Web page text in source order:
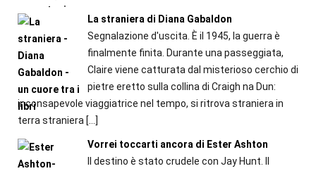
La straniera di Diana Gabaldon
Segnalazione d'uscita. È il 1945, la guerra è
finalmente finita. Durante una passeggiata,
Claire viene catturata dal misterioso cerchio di
pietre eretto sulla collina di Craigh na Dun:
inconsapevole viaggiatrice nel tempo, si ritrova straniera in
terra straniera […]
Vorrei toccarti ancora di Ester Ashton
Il destino è stato crudele con Jay Hunt. Il